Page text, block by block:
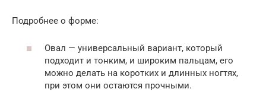
Подробнее о форме:
Овал — универсальный вариант, который
подходит и тонким, и широким пальцам, его
можно делать на коротких и длинных ногтях,
при этом они остаются прочными.